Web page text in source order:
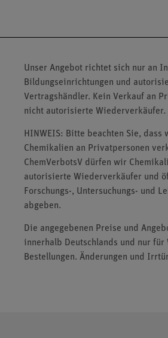
Unser Angebot richtet sich nur an
Bildungseinrichtungen und
Vertragshändler. Kein Verkauf an
nicht autorisierte Wiederverkäufer.
HINWEIS: Bitte beachten Sie, dass
Chemikalien an Privatpersonen
ChemVerbotsV dürfen wir
autorisierte Wiederverkäufer und
Forschungs-, Untersuchungs- und
abgeben.
Die angegebenen Preise und
innerhalb Deutschlands und nur für
Bestellungen. Änderungen und